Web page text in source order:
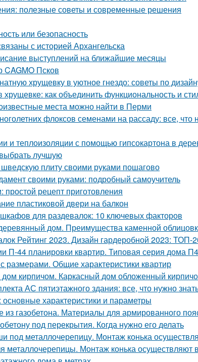
полезные советы и современные решения
или безопасность
с историей Архангельска
выступлений на ближайшие месяцы
CAGMO Псков
хрущевку в уютное гнездо: советы по
хрущевке: как объединить функциональность и
места можно найти в Перми
флоксов семенами на рассаду: все,
и теплоизоляции с помощью гипсокартона в
лучшую
плиту своими руками пошагово
своими руками: подробный самоучитель
рецепт приготовления
пластиковой двери на балкон
для раздевалок: 10 ключевых факторов
дом. Преимущества каменной
Рейтинг 2023. Дизайн гардеробной 2023: ТОП-
П-44 планировки квартир. Типовая серия дома
размерами. Общие характеристики квартир
дом кирпичом. Каркасный дом обложенный
АС пятиэтажного здания: все, что нужно
характеристики и параметры
газобетона. Материалы для армированного
под перекрытия. Когда нужно его делать
под металлочерепицу. Монтаж конька
металлочерепицы. Монтаж конька осуществляют